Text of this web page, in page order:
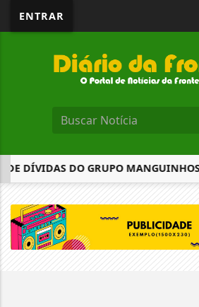
ENTRAR
DE DÍVIDAS DO GRUPO MANGUINHOS